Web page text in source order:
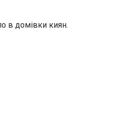
в домівки киян.